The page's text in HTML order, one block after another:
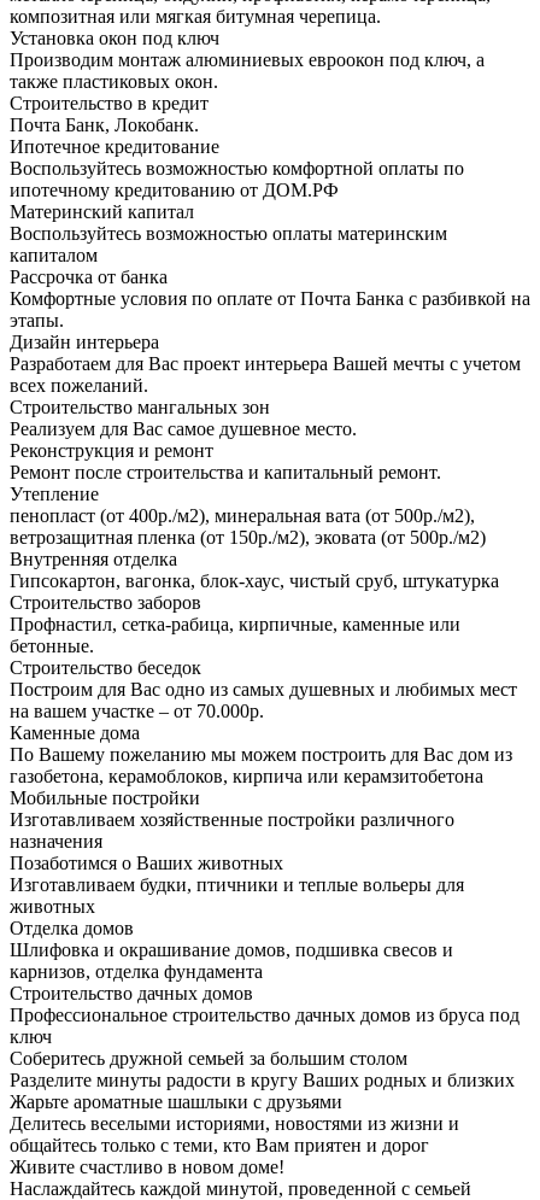
композитная или мягкая битумная черепица.
Установка окон под ключ
Производим монтаж алюминиевых евроокон под ключ, а
также пластиковых окон.
Строительство в кредит
Почта Банк, Локобанк.
Ипотечное кредитование
Воспользуйтесь возможностью комфортной оплаты по
ипотечному кредитованию от ДОМ.РФ
Материнский капитал
Воспользуйтесь возможностью оплаты материнским
капиталом
Рассрочка от банка
Комфортные условия по оплате от Почта Банка с разбивкой на
этапы.
Дизайн интерьера
Разработаем для Вас проект интерьера Вашей мечты с учетом
всех пожеланий.
Строительство мангальных зон
Реализуем для Вас самое душевное место.
Реконструкция и ремонт
Ремонт после строительства и капитальный ремонт.
Утепление
пенопласт (от 400р./м2), минеральная вата (от 500р./м2),
ветрозащитная пленка (от 150р./м2), эковата (от 500р./м2)
Внутренняя отделка
Гипсокартон, вагонка, блок-хаус, чистый сруб, штукатурка
Строительство заборов
Профнастил, сетка-рабица, кирпичные, каменные или
бетонные.
Строительство беседок
Построим для Вас одно из самых душевных и любимых мест
на вашем участке – от 70.000р.
Каменные дома
По Вашему пожеланию мы можем построить для Вас дом из
газобетона, керамоблоков, кирпича или керамзитобетона
Мобильные постройки
Изготавливаем хозяйственные постройки различного
назначения
Позаботимся о Ваших животных
Изготавливаем будки, птичники и теплые вольеры для
животных
Отделка домов
Шлифовка и окрашивание домов, подшивка свесов и
карнизов, отделка фундамента
Строительство дачных домов
Профессиональное строительство дачных домов из бруса под
ключ
Соберитесь дружной семьей за большим столом
Разделите минуты радости в кругу Ваших родных и близких
Жарьте ароматные шашлыки с друзьями
Делитесь веселыми историями, новостями из жизни и
общайтесь только с теми, кто Вам приятен и дорог
Живите счастливо в новом доме!
Наслаждайтесь каждой минутой, проведенной с семьей